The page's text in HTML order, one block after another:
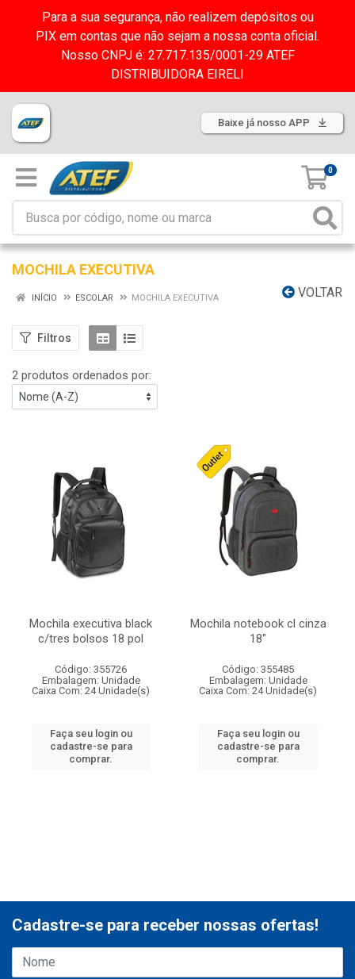
Para a sua segurança, não realizem depósitos ou
PIX em contas que não sejam a nossa conta oficial.
Nosso CNPJ é: 27.717.135/0001-29 ATEF
DISTRIBUIDORA EIRELI
Baixe já nosso APP
0
MOCHILA EXECUTIVA
VOLTAR
INÍCIO ESCOLAR MOCHILA EXECUTIVA
Filtros
2 produtos ordenados por:
Mochila executiva black
c/tres bolsos 18 pol
Código: 355726
Embalagem: Unidade
Caixa Com: 24 Unidade(s)
Faça seu login ou
cadastre-se para
comprar.
Mochila notebook cl cinza
18"
Código: 355485
Embalagem: Unidade
Caixa Com: 24 Unidade(s)
Faça seu login ou
cadastre-se para
comprar.
Cadastre-se para receber nossas ofertas!